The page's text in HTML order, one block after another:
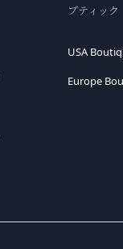
ブティック
USA
Europe